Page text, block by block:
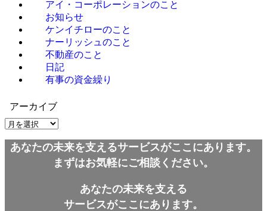
アイ・コーポレーションのこと
お知らせ
ケンイチローのこと
ナーリッシュのこと
不動産のこと
日記
有事の資金繰り
アーカイブ
ア
カあなたの未来を支えるサービスがここにあります。
まずはお気軽にご相談ください。
あなたの未来を支える
サービスがここにあります。